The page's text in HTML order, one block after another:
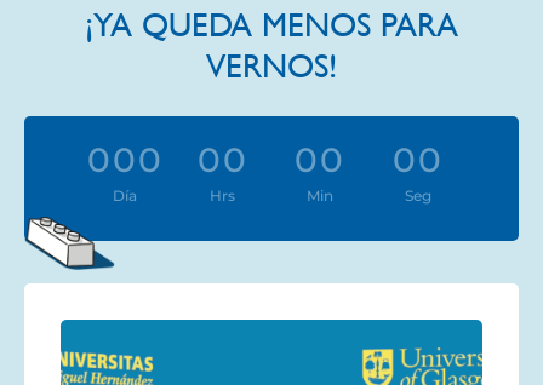
¡YA QUEDA MENOS PARA
VERNOS!
000
Día
00
Hrs
00
Min
00
Seg